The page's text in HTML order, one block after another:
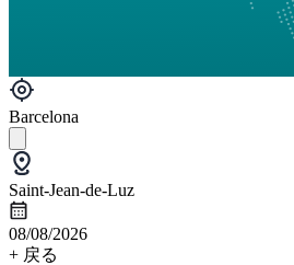
Barcelona
Saint-Jean-de-Luz
08/08/2026
+ 戻る